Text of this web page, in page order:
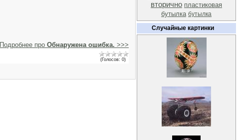
Подробнее про Обнаружена ошибка. >>>
(Голосов: 0)
вторично пластиковая
бутылка бутылка
Случайные картинки